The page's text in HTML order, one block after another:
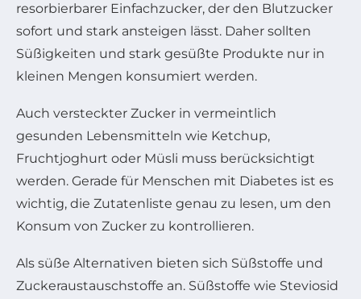
resorbierbarer Einfachzucker, der den Blutzucker
sofort und stark ansteigen lässt. Daher sollten
Süßigkeiten und stark gesüßte Produkte nur in
kleinen Mengen konsumiert werden.
Auch versteckter Zucker in vermeintlich
gesunden Lebensmitteln wie Ketchup,
Fruchtjoghurt oder Müsli muss berücksichtigt
werden. Gerade für Menschen mit Diabetes ist es
wichtig, die Zutatenliste genau zu lesen, um den
Konsum von Zucker zu kontrollieren.
Als süße Alternativen bieten sich Süßstoffe und
Zuckeraustauschstoffe an. Süßstoffe wie Steviosid